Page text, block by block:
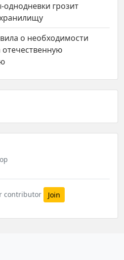
грозит
о необходимости
отечественную
contributor Join